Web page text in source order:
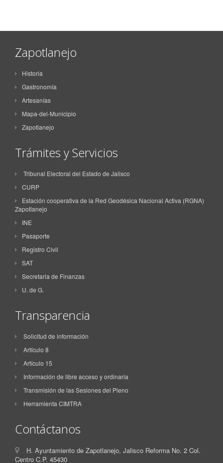
Zapotlanejo
Historia
Gastronomía
Artesanías
Mapa-del-Municipio
Zapotlanejo
Trámites y Servicios
Tribunal Electoral del Estado de Jalisco
CURP
Estación cooperativa de la Red Geodésica Nacional Activa (RGNA)
Zapotlanejo
INE
Pasaporte
Registro Civil
SAT
Secretaria de Finanzas
U. de G.
Transparencia
Solicitud de información
Artículo 8
Artículo 15
Información de libre acceso y ordinaria
Transmisión de las Sesiones del Pleno
Herramienta CIMTRA
Contáctanos
H. Ayuntamiento de Zapotlanejo, Jalisco Reforma No. 2 Col.
Centro C.P. 45430